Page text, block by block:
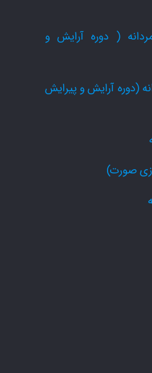
آرایشگری درجه 1 مردانه ( دوره آرایش و
درجه 2 مردانه (دوره آرایش و پیرایش
صورت)